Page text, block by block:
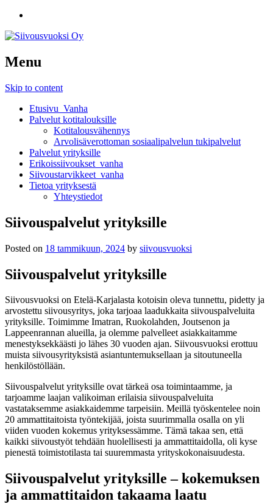
Menu
Skip to content
Etusivu_Vanha
Palvelut kotitalouksille
Kotitalousvähennys
Arvolisäverottoman sosiaalipalvelun tukipalvelut
Palvelut yrityksille
Erikoissiivoukset_vanha
Siivoustarvikkeet_vanha
Tietoa yrityksestä
Yhteystiedot
Siivouspalvelut yrityksille
Posted on 18 tammikuun, 2024 by siivousvuoksi
Siivouspalvelut yrityksille
Siivousvuoksi on Etelä-Karjalasta kotoisin oleva tunnettu, pidetty ja
arvostettu siivousyritys, joka tarjoaa laadukkaita siivouspalveluita
yrityksille. Toimimme Imatran, Ruokolahden, Joutsenon ja
Lappeenrannan alueilla, ja olemme palvelleet asiakkaitamme
menestyksekkäästi jo lähes 30 vuoden ajan. Siivousvuoksi erottuu
muista siivousyrityksistä asiantuntemuksellaan ja sitoutuneella
henkilöstöllään.
Siivouspalvelut yrityksille ovat tärkeä osa toimintaamme, ja
tarjoamme laajan valikoiman erilaisia siivouspalveluita
vastataksemme asiakkaidemme tarpeisiin. Meillä työskentelee noin
20 ammattitaitoista työntekijää, joista suurimmalla osalla on yli
viiden vuoden kokemus yrityksessämme. Tämä takaa sen, että
kaikki siivoustyöt tehdään huolellisesti ja ammattitaidolla, oli kyse
pienestä toimistotilasta tai suuremmasta yrityskokonaisuudesta.
Siivouspalvelut yrityksille – kokemuksen
ja ammattitaidon takaama laatu